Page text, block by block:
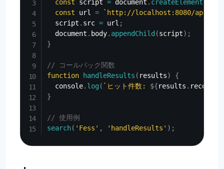
const script = document . createElement
const url = ` http://localhost:8080/api/v1/
  script
. src = url ;
  document
. body. appendChild (script) ;
}
// コールバック関数
function
handleResults ( results)
{
  console
. log ( ` ヒット件数: ${results .
}
// 使用例
search( 'Fess' , 'handleResults' ) ;